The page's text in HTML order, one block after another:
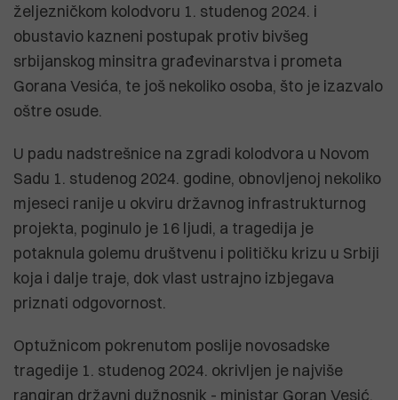
željezničkom kolodvoru 1. studenog 2024. i
obustavio kazneni postupak protiv bivšeg
srbijanskog minsitra građevinarstva i prometa
Gorana Vesića, te još nekoliko osoba, što je izazvalo
oštre osude.
U padu nadstrešnice na zgradi kolodvora u Novom
Sadu 1. studenog 2024. godine, obnovljenoj nekoliko
mjeseci ranije u okviru državnog infrastrukturnog
projekta, poginulo je 16 ljudi, a tragedija je
potaknula golemu društvenu i političku krizu u Srbiji
koja i dalje traje, dok vlast ustrajno izbjegava
priznati odgovornost.
Optužnicom pokrenutom poslije novosadske
tragedije 1. studenog 2024. okrivljen je najviše
rangiran državni dužnosnik - ministar Goran Vesić,